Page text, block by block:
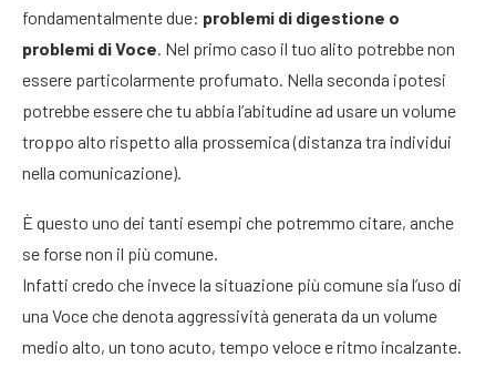
fondamentalmente due: problemi di digestione o
problemi di Voce. Nel primo caso il tuo alito potrebbe non
essere particolarmente profumato. Nella seconda ipotesi
potrebbe essere che tu abbia l’abitudine ad usare un volume
troppo alto rispetto alla prossemica (distanza tra individui
nella comunicazione).
È questo uno dei tanti esempi che potremmo citare, anche
se forse non il più comune.
Infatti credo che invece la situazione più comune sia l’uso di
una Voce che denota aggressività generata da un volume
medio alto, un tono acuto, tempo veloce e ritmo incalzante.